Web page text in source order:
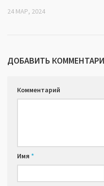
24 МАР, 2024
ДОБАВИТЬ
Комментарий
Имя *